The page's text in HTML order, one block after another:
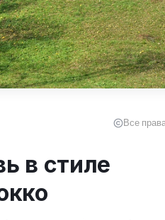
Все
в стиле